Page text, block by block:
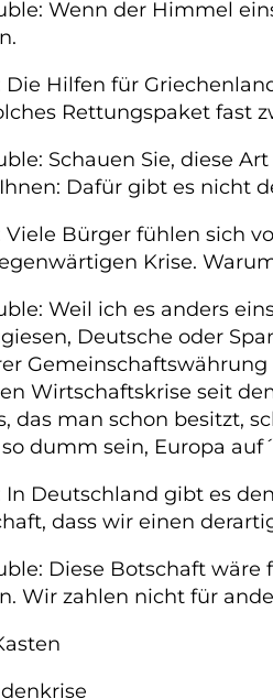
Wenn der Himmel
Die Hilfen für
Rettungspaket fast
Schauen Sie, diese
Dafür gibt es nicht
Viele Bürger fühlen sich
Krise.
Weil ich es anders
Deutsche oder
Wirtschaftskrise seit
das man schon besitzt,
dumm sein, Europa
In Deutschland gibt es
dass wir einen
Diese Botschaft
Wir zahlen nicht für